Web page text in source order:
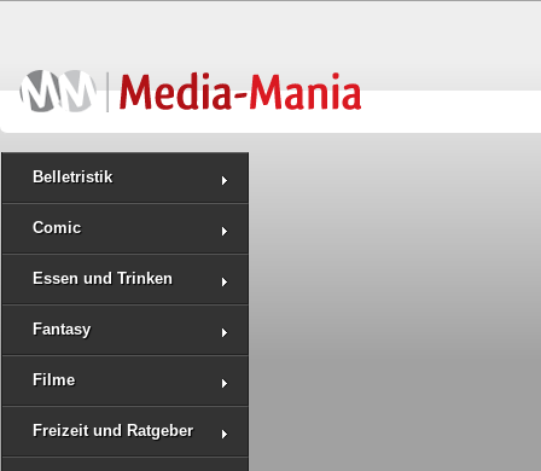
Belletristik
Comic
Essen und Trinken
Fantasy
Filme
Freizeit und Ratgeber